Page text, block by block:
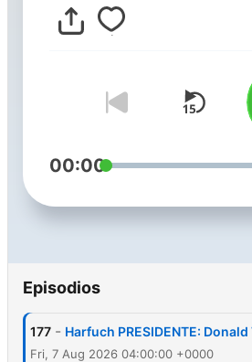
00:00
Episodios
177 - Harfuch PRESIDENTE:
Fri, 7 Aug 2026 04:00:00 +0000